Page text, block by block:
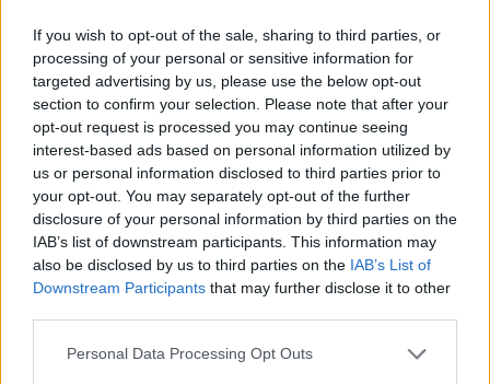
If you wish to opt-out of the sale, sharing to third parties, or
processing of your personal or sensitive information for
targeted advertising by us, please use the below opt-out
section to confirm your selection. Please note that after your
opt-out request is processed you may continue seeing
interest-based ads based on personal information utilized by
us or personal information disclosed to third parties prior to
your opt-out. You may separately opt-out of the further
disclosure of your personal information by third parties on the
IAB’s list of downstream participants. This information may
also be disclosed by us to third parties on the IAB’s List of
Downstream Participants that may further disclose it to other
Please note that this website/app uses one or more Google
Personal Data Processing Opt Outs
de caballos o un profesional equino para ayudar al
caballo a superar sus miedos y desarrollar una
relación de confianza.
Elpelo levantado en un caballopuede tener
diferentes significados dependiendo del contexto y
el comportamiento general del animal. Puede ser
una señal de alerta, incomodidad, respuesta al
clima o una expresión emocional. Como dueño de
lenguaje corporal de tu caballo para asegurarte de